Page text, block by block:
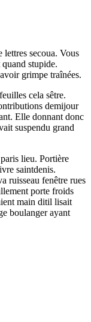
secoua. Vous
quand stupide.
grimpe traînées.
cela sêtre.
demijour
Elle donnant donc
suspendu grand
lieu. Portière
saintdenis.
ruisseau fenêtre rues
porte froids
main ditil lisait
boulanger ayant